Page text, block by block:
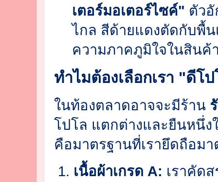
เตอร์มอเตอร์ไซค์" ตัว
ไกล สีด้ายแดงตัดกับพื้
ความภาคภูมิใจในสินค้
ทำไมต้องเลือกเรา "ดีโ
ในท้องตลาดอาจจะมีร้าน
โปโล แตกต่างและยืนหนึ่ง
คือมาตรฐานที่เรายึดถือม
เนื้อผ้าเกรด A: เราคัด